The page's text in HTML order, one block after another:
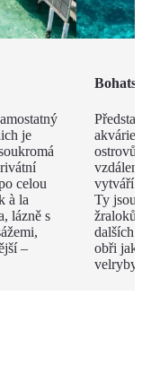
je
celou
à la
lázně s
–
ostrovů
vytváří
Ty jsou
dalších
obři
velryby.